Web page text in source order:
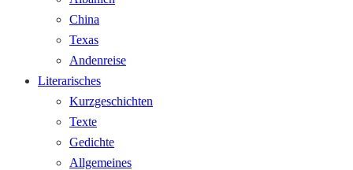
China
Texas
Andenreise
Literarisches
Kurzgeschichten
Texte
Gedichte
Allgemeines